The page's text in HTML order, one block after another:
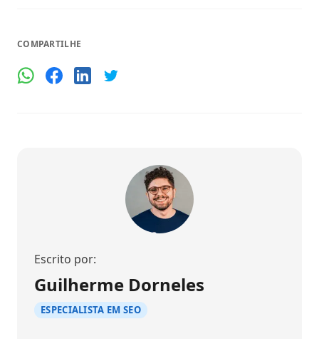
COMPARTILHE
Escrito por:
Guilherme Dorneles
ESPECIALISTA EM SEO